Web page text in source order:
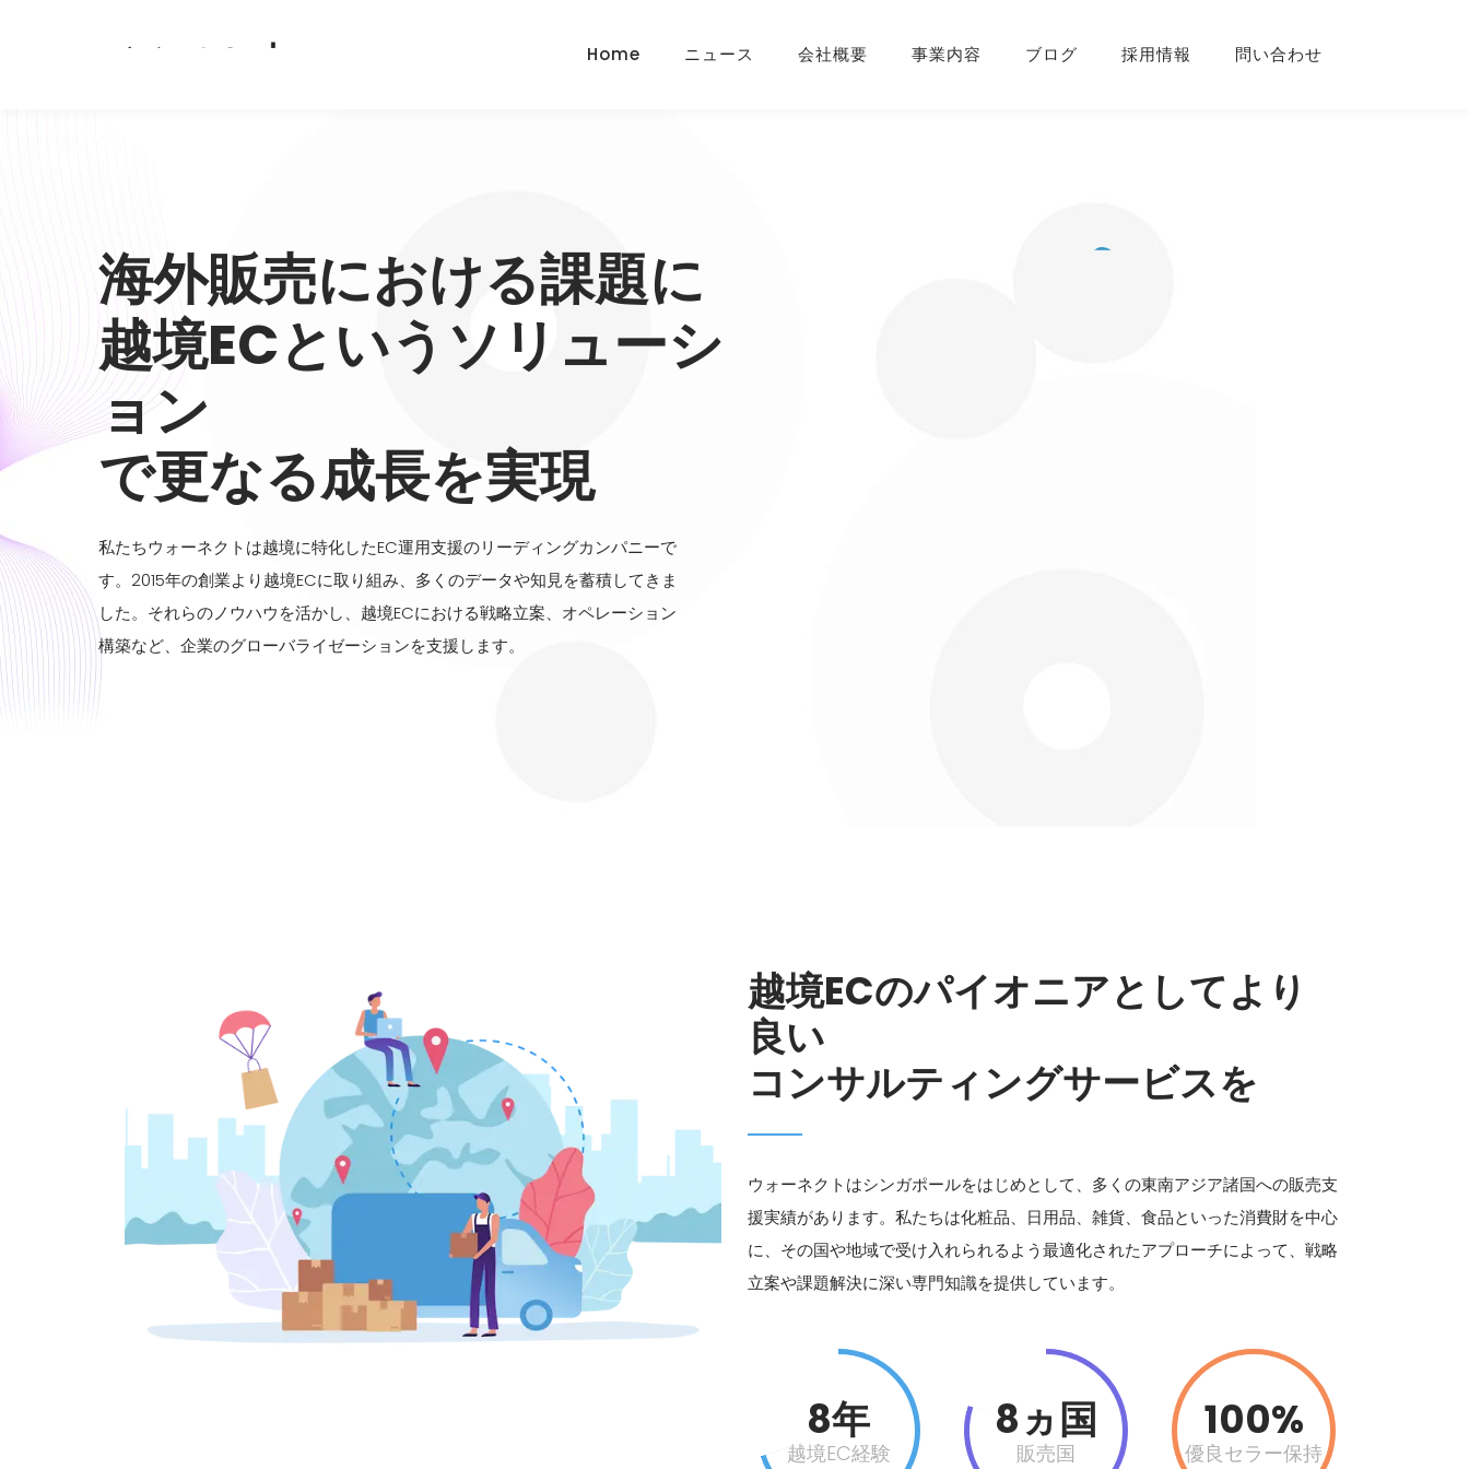
Home ニュース 会社概要 事業内容 ブログ 採用情報 問い合わせ
海外販売における課題に
越境ECというソリューシ
ョン
で更なる成長を実現
私たちウォーネクトは越境に特化したEC運用支援のリーディングカンパニーで
す。2015年の創業より越境ECに取り組み、多くのデータや知見を蓄積してきま
した。それらのノウハウを活かし、越境ECにおける戦略立案、オペレーション
構築など、企業のグローバライゼーションを支援します。
越境ECのパイオニアとしてより
良い
コンサルティングサービスを
ウォーネクトはシンガポールをはじめとして、多くの東南アジア諸国への販売支
援実績があります。私たちは化粧品、日用品、雑貨、食品といった消費財を中心
に、その国や地域で受け入れられるよう最適化されたアプローチによって、戦略
立案や課題解決に深い専門知識を提供しています。
8年
越境EC経験
8ヵ国
販売国
100%
優良セラー保持